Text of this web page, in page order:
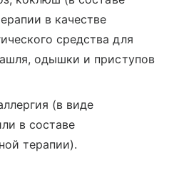
в качестве
средства для
одышки и приступов
(в виде
в составе
терапии).